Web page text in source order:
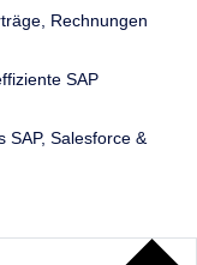
Rechnungen
SAP
SAP, Salesforce &